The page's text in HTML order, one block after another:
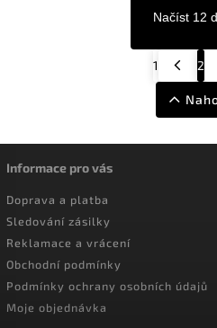
Načíst 12
1 2
Informace pro vás
Doprava a platba
Sledování zásilky
Reklamace a vrácení
Obchodní podmínky
Podmínky ochrany osobních údajů
Moje objednávka